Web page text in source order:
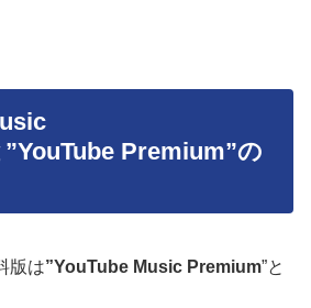
Premium”の
版は”YouTube Music Premium”と